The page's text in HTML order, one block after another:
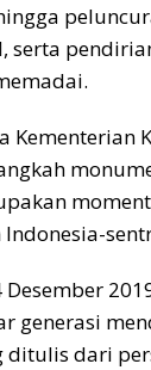
serta
Desember
generasi
ditulis dari